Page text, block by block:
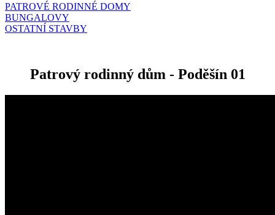
PATROVÉ RODINNÉ DOMY
BUNGALOVY
OSTATNÍ STAVBY
Patrový rodinný dům - Poděšín 01